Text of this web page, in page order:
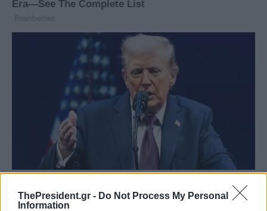
ThePresident.gr - Do Not Process My Personal
Information